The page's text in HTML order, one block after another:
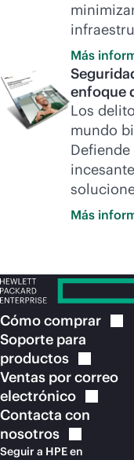
Más
enfoque
Los
mundo
Más
Cómocomprar
Soporte para
productos
Ventas por correo
electrónico
Contacta con
nosotros
Seguir a HPE en